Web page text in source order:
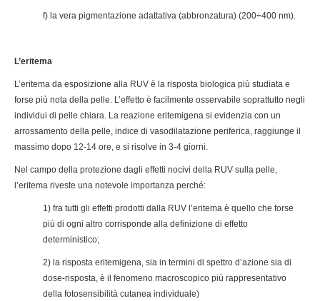
f) la vera pigmentazione adattativa (abbronzatura) (200÷400 nm).
L’eritema
L’eritema da esposizione alla RUV è la risposta biologica più studiata e
forse più nota della pelle. L’effetto è facilmente osservabile soprattutto negli
individui di pelle chiara. La reazione eritemigena si evidenzia con un
arrossamento della pelle, indice di vasodilatazione periferica, raggiunge il
massimo dopo 12-14 ore, e si risolve in 3-4 giorni.
Nel campo della protezione dagli effetti nocivi della RUV sulla pelle,
l’eritema riveste una notevole importanza perché:
1) fra tutti gli effetti prodotti dalla RUV l’eritema è quello che forse
più di ogni altro corrisponde alla definizione di effetto
deterministico;
2) la risposta eritemigena, sia in termini di spettro d’azione sia di
dose-risposta, è il fenomeno macroscopico più rappresentativo
della fotosensibilità cutanea individuale)